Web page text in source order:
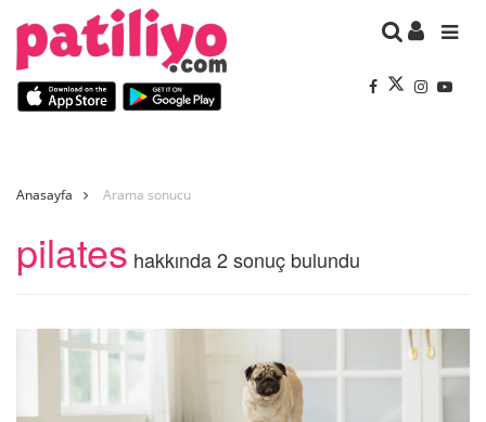
Anasayfa Arama sonucu
pilates hakkında 2 sonuç bulundu